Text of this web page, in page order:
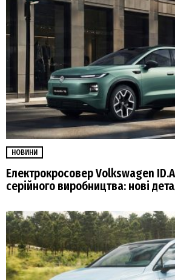
НОВИНИ
Електрокросовер Volkswagen
серійного виробництва: нові